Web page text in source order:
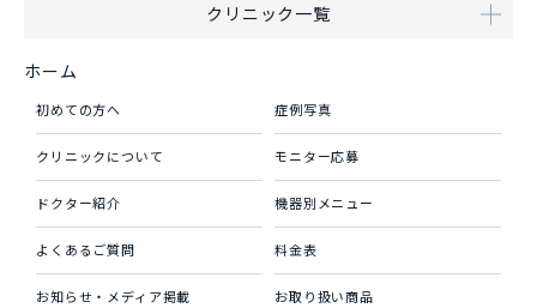
クリニック一覧
ホーム
初めての方へ 症例写真
クリニックについて モニター応募
ドクター紹介 機器別メニュー
よくあるご質問 料金表
お知らせ・メディア掲載 お取り扱い商品